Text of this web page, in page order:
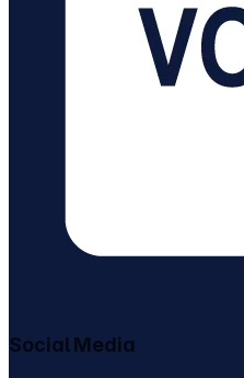
Social Media